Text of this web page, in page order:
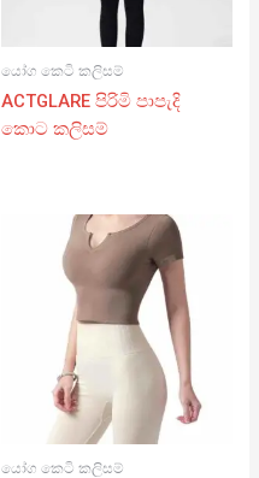
යෝග කෙටි කලිසම්
ACTGLARE පිරිමි පාපැදි
කොට කලිසම්
යෝග කෙටි කලිසම්